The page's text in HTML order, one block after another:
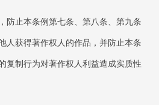
防止本条例第七条、第八条、第九条
人获得著作权人的作品，并防止本条
复制行为对著作权人利益造成实质性